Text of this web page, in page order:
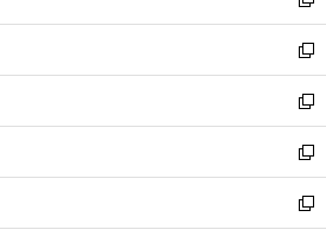
開
く
ウ
で
開
く
ン
ド
ウ
で
開
く
ウ
ィ
ン
ド
ウ
で
開
く
し
い
ウ
ィ
ン
ド
ウ
で
開
新
し
い
ウ
ィ
ン
ド
ウ
新
し
い
ウ
ィ
ン
新
し
い
ウ
新